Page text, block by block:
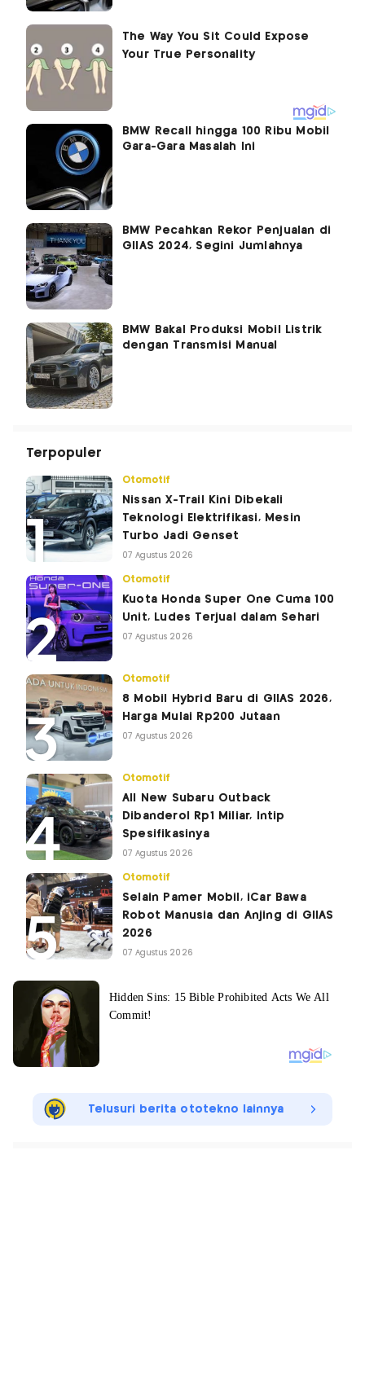
BMW Recall hingga 100 Ribu Mobil
Gara-Gara Masalah Ini
BMW Pecahkan Rekor Penjualan di
GIIAS 2024, Segini Jumlahnya
BMW Bakal Produksi Mobil Listrik
dengan Transmisi Manual
Terpopuler
Otomotif
Nissan X-Trail Kini Dibekali
Teknologi Elektrifikasi, Mesin
Turbo Jadi Genset
07 Agustus 2026
Otomotif
Kuota Honda Super One Cuma 100
Unit, Ludes Terjual dalam Sehari
07 Agustus 2026
Otomotif
8 Mobil Hybrid Baru di GIIAS 2026,
Harga Mulai Rp200 Jutaan
07 Agustus 2026
Otomotif
All New Subaru Outback
Dibanderol Rp1 Miliar, Intip
Spesifikasinya
07 Agustus 2026
Otomotif
Selain Pamer Mobil, iCar Bawa
Robot Manusia dan Anjing di GIIAS
2026
07 Agustus 2026
Telusuri berita ototekno lainnya